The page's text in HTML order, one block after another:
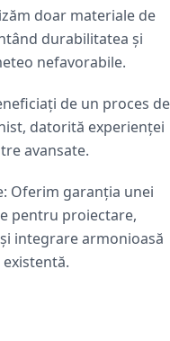
doar materiale de
durabilitatea și
nefavorabile.
de un proces de
datorită experienței
avansate.
Oferim garanția unei
pentru proiectare,
integrare armonioasă